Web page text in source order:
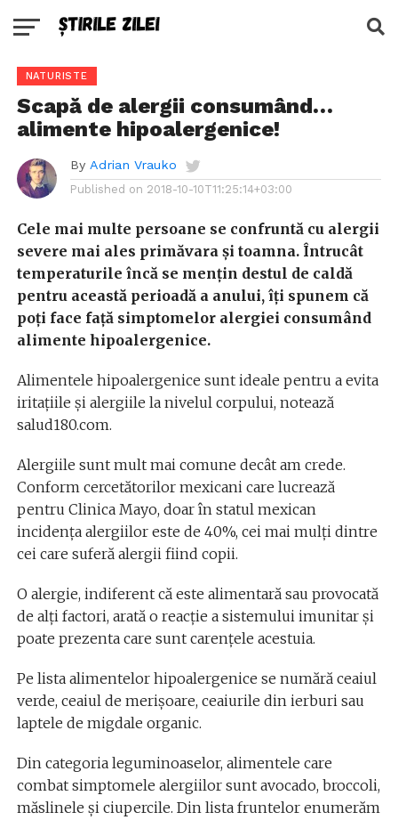
NATURISTE
Scapă de alergii consumând…
alimente hipoalergenice!
By Adrian Vrauko
Published on 2018-10-10T11:25:14+03:00
Cele mai multe persoane se confruntă cu alergii
severe mai ales primăvara și toamna. Întrucât
temperaturile încă se mențin destul de caldă
pentru această perioadă a anului, îți spunem că
poți face față simptomelor alergiei consumând
alimente hipoalergenice.
Alimentele hipoalergenice sunt ideale pentru a evita
iritațiile și alergiile la nivelul corpului, notează
salud180.com.
Alergiile sunt mult mai comune decât am crede.
Conform cercetătorilor mexicani care lucrează
pentru Clinica Mayo, doar în statul mexican
incidența alergiilor este de 40%, cei mai mulți dintre
cei care suferă alergii fiind copii.
O alergie, indiferent că este alimentară sau provocată
de alți factori, arată o reacție a sistemului imunitar și
poate prezenta care sunt carențele acestuia.
Pe lista alimentelor hipoalergenice se numără ceaiul
verde, ceaiul de merișoare, ceaiurile din ierburi sau
laptele de migdale organic.
Din categoria leguminoaselor, alimentele care
combat simptomele alergiilor sunt avocado, broccoli,
măslinele și ciupercile. Din lista fruntelor enumerăm